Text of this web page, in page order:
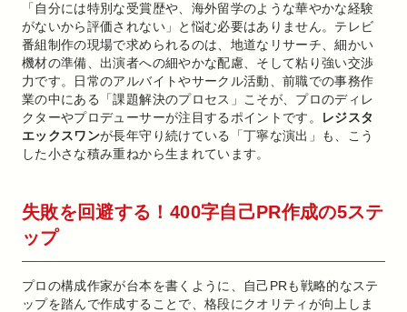
「自分には特別な受賞歴や、海外留学のような華やかな経験
がないから評価されない」と悩む必要はありません。テレビ
番組制作の現場で求められるのは、地道なリサーチ、細かい
機材の準備、出演者への細やかな配慮、そして粘り強い交渉
力です。日常のアルバイトやサークル活動、前職での事務作
業の中にある「課題解決のプロセス」こそが、プロのディレ
クターやプロデューサーが注目するポイントです。
レジスタ
エックスワンが長年守り続けている「丁寧な演出」も、こう
した小さな積み重ねから生まれています。
失敗を回避する！400字自己PR作成の5ステ
ップ
プロの構成作家が台本を書くように、自己PRも戦略的なステ
ップを踏んで作成することで、格段にクオリティが向上しま